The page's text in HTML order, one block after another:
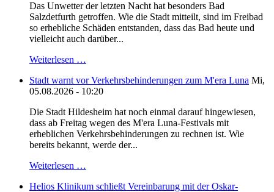
Das Unwetter der letzten Nacht hat besonders Bad
Salzdetfurth getroffen. Wie die Stadt mitteilt, sind im Freibad
so erhebliche Schäden entstanden, dass das Bad heute und
vielleicht auch darüber...
Weiterlesen …
Stadt warnt vor Verkehrsbehinderungen zum M'era Luna Mi,
05.08.2026 - 10:20
Die Stadt Hildesheim hat noch einmal darauf hingewiesen,
dass ab Freitag wegen des M'era Luna-Festivals mit
erheblichen Verkehrsbehinderungen zu rechnen ist. Wie
bereits bekannt, werde der...
Weiterlesen …
Helios Klinikum schließt Vereinbarung mit der Oskar-